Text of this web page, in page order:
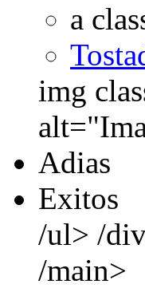
a
img
Adias
Exitos
/ul> /
/main>